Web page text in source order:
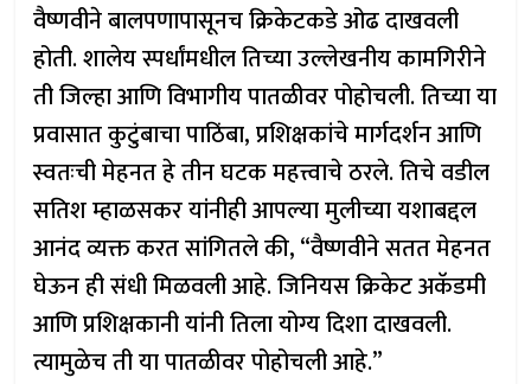
वैष्णवीने बालपणापासूनच क्रिकेटकडे ओढ दाखवली
होती. शालेय स्पर्धांमधील तिच्या उल्लेखनीय कामगिरीने
ती जिल्हा आणि विभागीय पातळीवर पोहोचली. तिच्या या
प्रवासात कुटुंबाचा पाठिंबा, प्रशिक्षकांचे मार्गदर्शन आणि
स्वतःची मेहनत हे तीन घटक महत्त्वाचे ठरले. तिचे वडील
सतिश म्हाळसकर यांनीही आपल्या मुलीच्या यशाबद्दल
आनंद व्यक्त करत सांगितले की, “वैष्णवीने सतत मेहनत
घेऊन ही संधी मिळवली आहे. जिनियस क्रिकेट अकॅडमी
आणि प्रशिक्षकानी यांनी तिला योग्य दिशा दाखवली.
त्यामुळेच ती या पातळीवर पोहोचली आहे.”